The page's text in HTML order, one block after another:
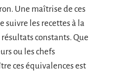
Une maîtrise de ces
suivre les recettes à la
constants. Que
ou les chefs
ces équivalences est